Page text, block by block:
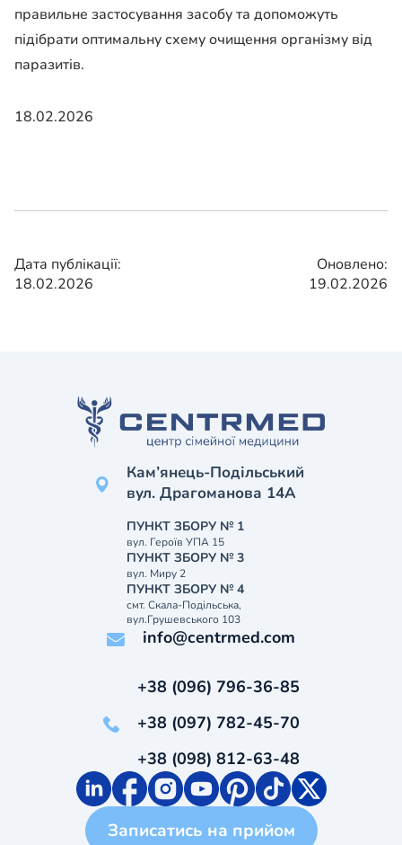
правильне застосування засобу та допоможуть
підібрати оптимальну схему очищення організму від
паразитів.
18.02.2026
Дата публікації:
18.02.2026
Оновлено:
19.02.2026
Кам’янець-Подільський
вул. Драгоманова 14А
ПУНКТ ЗБОРУ № 1
вул. Героїв УПА 15
ПУНКТ ЗБОРУ № 3
вул. Миру 2
ПУНКТ ЗБОРУ № 4
смт. Скала-Подільська,
вул.Грушевського 103
info@centrmed.com
+38 (096) 796-36-85
+38 (097) 782-45-70
+38 (098) 812-63-48
Записатись на прийом